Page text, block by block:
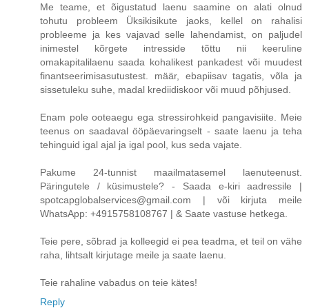
Me teame, et õigustatud laenu saamine on alati olnud
tohutu probleem Üksikisikute jaoks, kellel on rahalisi
probleeme ja kes vajavad selle lahendamist, on paljudel
inimestel kõrgete intresside tõttu nii keeruline
omakapitalilaenu saada kohalikest pankadest või muudest
finantseerimisasutustest. määr, ebapiisav tagatis, võla ja
sissetuleku suhe, madal krediidiskoor või muud põhjused.
Enam pole ooteaegu ega stressirohkeid pangavisiite. Meie
teenus on saadaval ööpäevaringselt - saate laenu ja teha
tehinguid igal ajal ja igal pool, kus seda vajate.
Pakume 24-tunnist maailmatasemel laenuteenust.
Päringutele / küsimustele? - Saada e-kiri aadressile |
spotcapglobalservices@gmail.com | või kirjuta meile
WhatsApp: +4915758108767 | & Saate vastuse hetkega.
Teie pere, sõbrad ja kolleegid ei pea teadma, et teil on vähe
raha, lihtsalt kirjutage meile ja saate laenu.
Teie rahaline vabadus on teie kätes!
Reply